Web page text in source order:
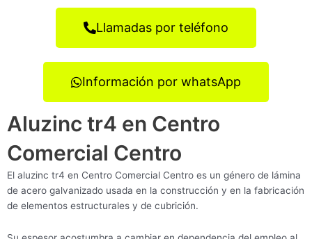
Llamadas por teléfono
Información por whatsApp
Aluzinc tr4 en Centro
Comercial Centro
El aluzinc tr4 en Centro Comercial Centro es un género de lámina
de acero galvanizado usada en la construcción y en la fabricación
de elementos estructurales y de cubrición.